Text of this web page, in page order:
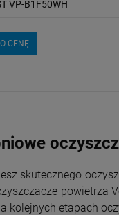
VP-B1F50WH
CENĘ
skutecznego
powietrza
kolejnych etapach